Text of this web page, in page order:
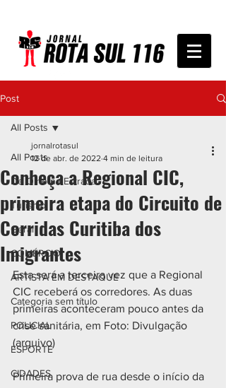
Post
All Posts
De Olho na Estrada
Turismo
Geral
COMÉRCIO
ARTISTA EM DESTAQUE
Categoria sem título
POLICIAL
ESPORTE
CIDADES
All Posts
Conheça a Regional CIC,
primeira etapa do Circuito de
Corridas Curitiba dos
Imigrantes
jornalrotasul
12 de abr. de 2022 4 min de leitura
Esta será a terceira vez que a Regional
CIC receberá os corredores. As duas
primeiras aconteceram pouco antes da
crise sanitária, em Foto: Divulgação
(arquivo)
Primeira prova de rua desde o início da